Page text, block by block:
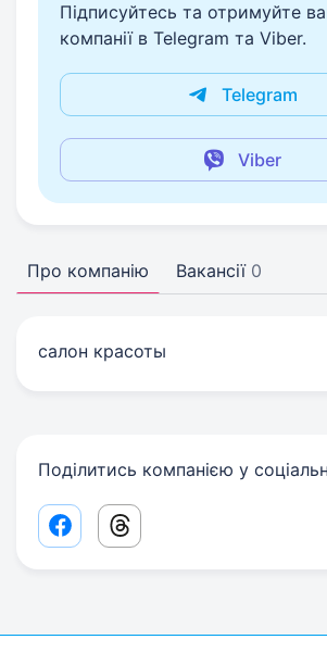
Підписуйтесь та отримуйте
компанії в Telegram та Viber.
Telegram
Viber
Про компанію Вакансії 0
салон красоты
Поділитись компанією у
Facebook share link
Threads share link